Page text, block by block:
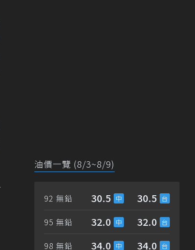
油價一覽 (8/3~8/9)
92 無鉛 30.5 30.5
95 無鉛 32.0 32.0
98 無鉛 34.0 34.0